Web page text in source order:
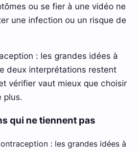
ou se fier à une vidéo ne
une infection ou un risque de
: les grandes idées à
deux interprétations restent
vérifier vaut mieux que choisir
plus.
qui ne tiennent pas
: les grandes idées à